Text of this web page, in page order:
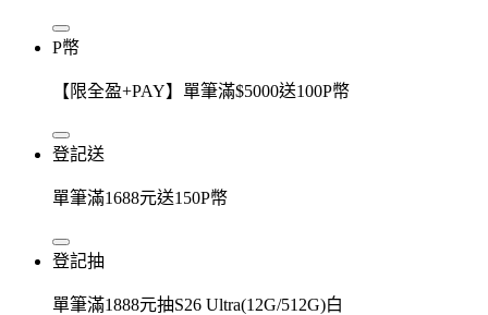
P幣
【限全盈+PAY】單筆滿$5000送100P幣
登記送
單筆滿1688元送150P幣
登記抽
單筆滿1888元抽S26 Ultra(12G/512G)白